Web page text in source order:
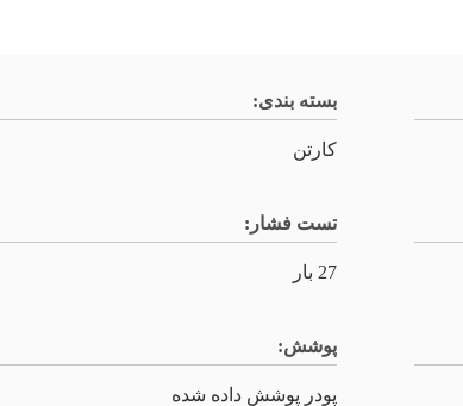
بسته بندی:
کارتن
تست فشار:
27 بار
پوشش:
پودر پوشش داده شده